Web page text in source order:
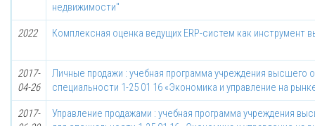
недвижимости"
2022 Комплексная оценка ведущих ERP-систем как инструмент
2017-
04-26
Личные продажи : учебная программа учреждения высшего
специальности 1-25 01 16 «Экономика и управление на
2017-
Управление продажами : учебная программа учреждения